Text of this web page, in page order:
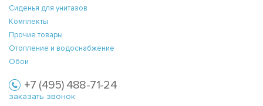
Сиденья для унитазов
Комплекты
Прочие товары
Отопление и водоснабжение
Обои
+7 (495) 488-71-24
заказать звонок